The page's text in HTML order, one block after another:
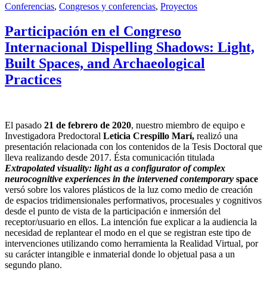
Conferencias, Congresos y conferencias, Proyectos
Participación en el Congreso
Internacional Dispelling Shadows: Light,
Built Spaces, and Archaeological
Practices
El pasado 21 de febrero de 2020, nuestro miembro de equipo e
Investigadora Predoctoral Leticia Crespillo Marí, realizó una
presentación relacionada con los contenidos de la Tesis Doctoral que
lleva realizando desde 2017. Ésta comunicación titulada
Extrapolated visuality: light as a configurator of complex
neurocognitive experiences in the intervened contemporary space
versó sobre los valores plásticos de la luz como medio de creación
de espacios tridimensionales performativos, procesuales y cognitivos
desde el punto de vista de la participación e inmersión del
receptor/usuario en ellos. La intención fue explicar a la audiencia la
necesidad de replantear el modo en el que se registran este tipo de
intervenciones utilizando como herramienta la Realidad Virtual, por
su carácter intangible e inmaterial donde lo objetual pasa a un
segundo plano.